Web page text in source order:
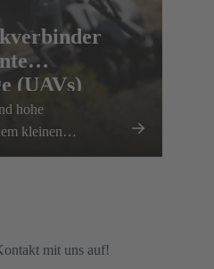
(UAVs)
hohe
kleinen
Han® MPC
mit uns auf!